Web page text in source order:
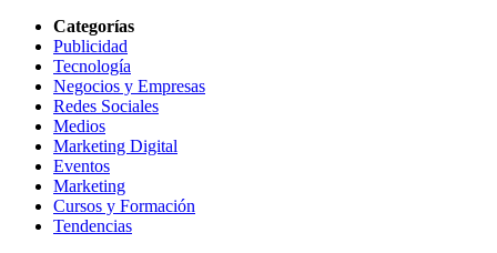
Categorías
Publicidad
Tecnología
Negocios y Empresas
Redes Sociales
Medios
Marketing Digital
Eventos
Marketing
Cursos y Formación
Tendencias